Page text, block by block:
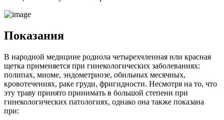
Показания
В народной медицине родиола четырехчленная или красная
щетка применяется при гинекологических заболеваниях:
полипах, миоме, эндометриозе, обильных месячных,
кровотечениях, раке груди, фригидности. Несмотря на то, что
эту траву принято принимать в большой степени при
гинекологических патологиях, однако она также показана
при: